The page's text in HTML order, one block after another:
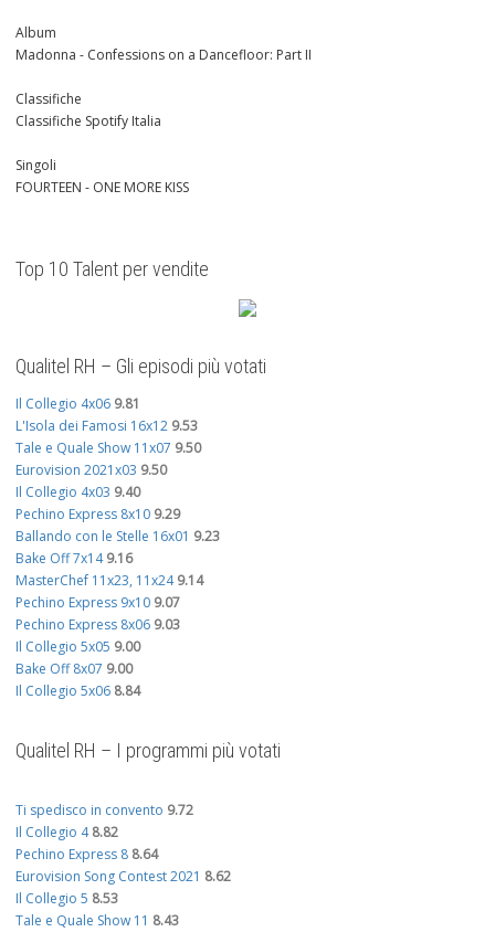
Album
Madonna - Confessions on a Dancefloor: Part II
Classifiche
Classifiche Spotify Italia
Singoli
FOURTEEN - ONE MORE KISS
Top 10 Talent per vendite
Qualitel RH – Gli episodi più votati
Il Collegio 4x06 9.81
L'Isola dei Famosi 16x12 9.53
Tale e Quale Show 11x07 9.50
Eurovision 2021x03 9.50
Il Collegio 4x03 9.40
Pechino Express 8x10 9.29
Ballando con le Stelle 16x01 9.23
Bake Off 7x14 9.16
MasterChef 11x23, 11x24 9.14
Pechino Express 9x10 9.07
Pechino Express 8x06 9.03
Il Collegio 5x05 9.00
Bake Off 8x07 9.00
Il Collegio 5x06 8.84
Qualitel RH – I programmi più votati
Ti spedisco in convento 9.72
Il Collegio 4 8.82
Pechino Express 8 8.64
Eurovision Song Contest 2021 8.62
Il Collegio 5 8.53
Tale e Quale Show 11 8.43